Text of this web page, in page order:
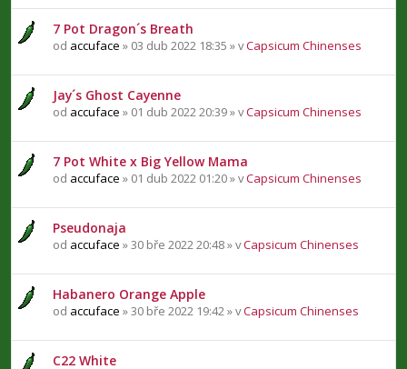
7 Pot Dragon´s Breath
od accuface » 03 dub 2022 18:35 » vCapsicum Chinenses
Jay´s Ghost Cayenne
od accuface » 01 dub 2022 20:39 » vCapsicum Chinenses
7 Pot White x Big Yellow Mama
od accuface » 01 dub 2022 01:20 » vCapsicum Chinenses
Pseudonaja
od accuface » 30 bře 2022 20:48 » vCapsicum Chinenses
Habanero Orange Apple
od accuface » 30 bře 2022 19:42 » vCapsicum Chinenses
C22 White